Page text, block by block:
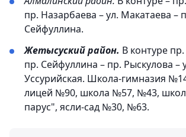
пр. Назарбаева – ул. Макатаева –
Сейфуллина.
Жетысуский район. В контуре
пр. Сейфуллина – пр. Рыскулова –
Уссурийская. Школа-гимназия
лицей №90, школа №57, №43,
парус", ясли-сад №30, №63.